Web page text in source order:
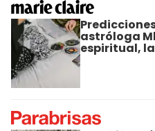
astróloga
espiritual,